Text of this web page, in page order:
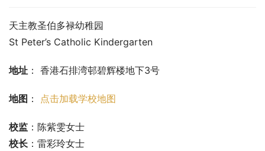
天主教圣伯多禄幼稚园
St Peter’s Catholic Kindergarten
地址 ： 香港石排湾邨碧辉楼地下3号
地图 ： 点击加载学校地图
校监 ：陈紫雯女士
校长 ：雷彩玲女士